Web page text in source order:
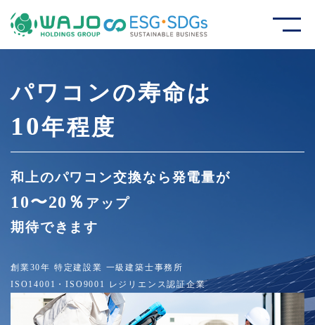
パワコンの寿命は
10年程度
和上のパワコン交換なら発電量が
10〜20％ アップ
期待できます
創業30年 特定建設業 一級建築士事務所
ISO14001・ISO9001 レジリエンス認証企業